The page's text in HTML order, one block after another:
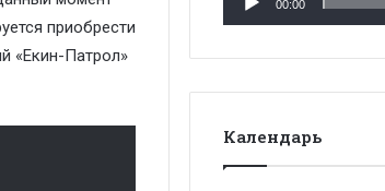
приобрести
«Екин-Патрол»
00:00
Календарь